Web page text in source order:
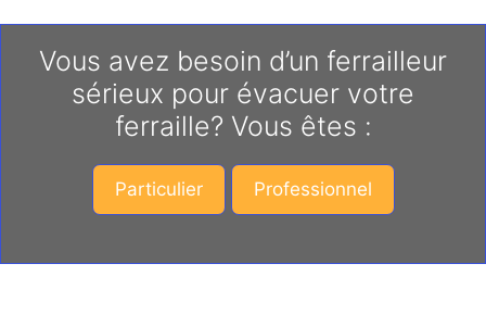
Vous avez besoin d’un ferrailleur
sérieux pour évacuer votre
ferraille? Vous êtes :
Particulier Professionnel